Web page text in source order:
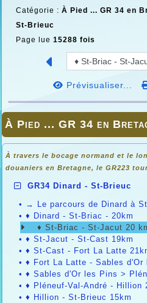
À Pied ... GR 34 en
À travers le bocage normand et le
douaniers en Bretagne, le GR223
GR34 Dinard - St-Brieuc
• → Le parcours de Dinard à
• ♦ Dinard - St-Briac - 20km
♦ St-Briac - St-Jacut 20
• ♦ St-Jacut - St-Cast 19km
• ♦ St-Cast - Fort La Latte
• ♦ Fort La Latte - Sables d'Or
• ♦ Sables d'Or les Pins >
• ♦ Pléneuf-Val-André - Hillion
• ♦ Hillion - St-Brieuc 15km
Catégorie : À Pied ... GR 34 en
St-Brieuc
Page lue 15288 fois
Prévisualiser...